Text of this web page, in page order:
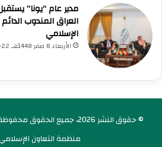
مدير عام “يونا”
العراق المندوب
الإسلامي
الأربعاء 8 صفر 1448هـ 22-7-2026م
© حقوق النشر 2026، جميع الحقوق محفوظة |
منظمة التعاون